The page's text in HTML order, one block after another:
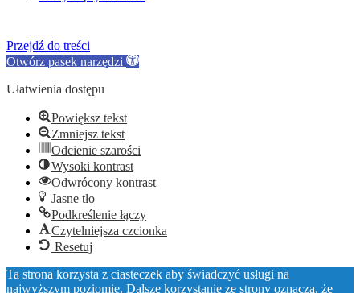
Przejdź do treści
Otwórz pasek narzędzi
Ułatwienia dostępu
Powiększ tekst
Zmniejsz tekst
Odcienie szarości
Wysoki kontrast
Odwrócony kontrast
Jasne tło
Podkreślenie łączy
Czytelniejsza czcionka
Resetuj
Ta strona korzysta z ciasteczek aby świadczyć usługi na
najwyższym poziomie. Dalsze korzystanie ze strony oznacza, że